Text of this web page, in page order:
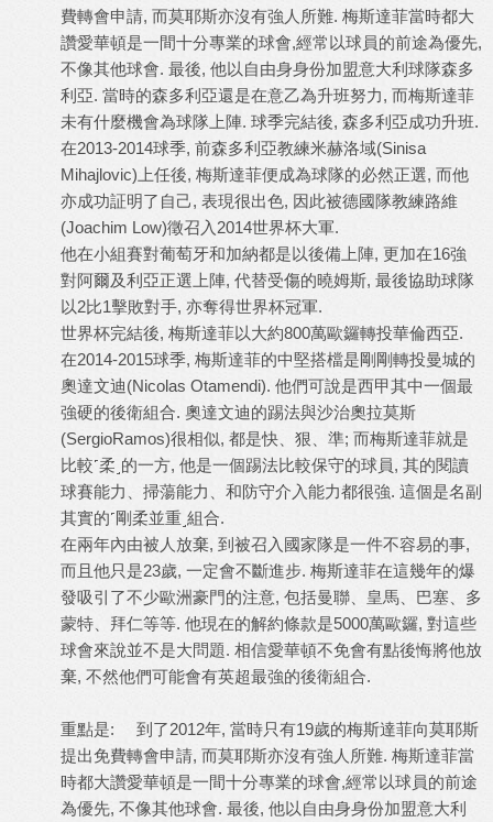
費轉會申請, 而莫耶斯亦沒有強人所難. 梅斯達菲當時都大
讚愛華頓是一間十分專業的球會,經常以球員的前途為優先,
不像其他球會. 最後, 他以自由身身份加盟意大利球隊森多
利亞. 當時的森多利亞還是在意乙為升班努力, 而梅斯達菲
未有什麼機會為球隊上陣. 球季完結後, 森多利亞成功升班.
在2013-2014球季, 前森多利亞教練米赫洛域(Sinisa
Mihajlovic)上任後, 梅斯達菲便成為球隊的必然正選, 而他
亦成功証明了自己, 表現很出色, 因此被德國隊教練路維
(Joachim Low)徵召入2014世界杯大軍.
他在小組賽對葡萄牙和加納都是以後備上陣, 更加在16強
對阿爾及利亞正選上陣, 代替受傷的曉姆斯, 最後協助球隊
以2比1擊敗對手, 亦奪得世界杯冠軍.
世界杯完結後, 梅斯達菲以大約800萬歐鑼轉投華倫西亞.
在2014-2015球季, 梅斯達菲的中堅搭檔是剛剛轉投曼城的
奧達文迪(Nicolas Otamendi). 他們可說是西甲其中一個最
強硬的後衛組合. 奧達文迪的踢法與沙治奧拉莫斯
(SergioRamos)很相似, 都是快、狠、準; 而梅斯達菲就是
比較˹柔˼的一方, 他是一個踢法比較保守的球員, 其的閱讀
球賽能力、掃蕩能力、和防守介入能力都很強. 這個是名副
其實的˹剛柔並重˼組合.
在兩年內由被人放棄, 到被召入國家隊是一件不容易的事,
而且他只是23歲, 一定會不斷進步. 梅斯達菲在這幾年的爆
發吸引了不少歐洲豪門的注意, 包括曼聯、皇馬、巴塞、多
蒙特、拜仁等等. 他現在的解約條款是5000萬歐鑼, 對這些
球會來說並不是大問題. 相信愛華頓不免會有點後悔將他放
棄, 不然他們可能會有英超最強的後衛組合.
重點是: 到了2012年, 當時只有19歲的梅斯達菲向莫耶斯
提出免費轉會申請, 而莫耶斯亦沒有強人所難. 梅斯達菲當
時都大讚愛華頓是一間十分專業的球會,經常以球員的前途
為優先, 不像其他球會. 最後, 他以自由身身份加盟意大利